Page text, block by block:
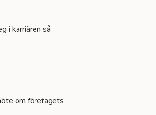
i karriären så
om företagets